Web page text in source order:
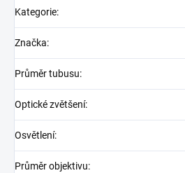
Kategorie:
Značka:
Průměr tubusu:
Optické zvětšení:
Osvětlení:
Průměr objektivu: